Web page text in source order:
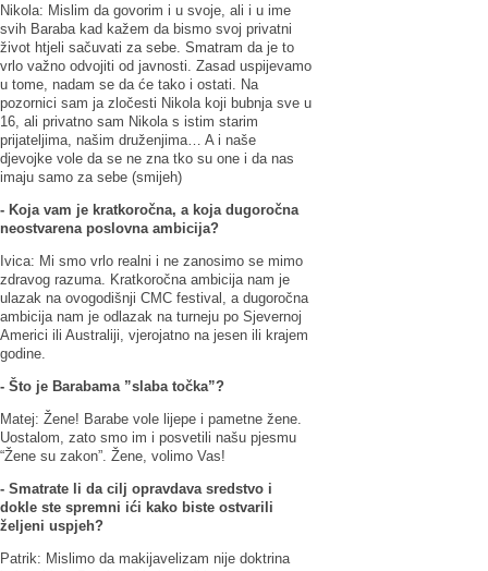
Nikola: Mislim da govorim i u svoje, ali i u ime
svih Baraba kad kažem da bismo svoj privatni
život htjeli sačuvati za sebe. Smatram da je to
vrlo važno odvojiti od javnosti. Zasad uspijevamo
u tome, nadam se da će tako i ostati. Na
pozornici sam ja zločesti Nikola koji bubnja sve u
16, ali privatno sam Nikola s istim starim
prijateljima, našim druženjima… A i naše
djevojke vole da se ne zna tko su one i da nas
imaju samo za sebe (smijeh)
- Koja vam je kratkoročna, a koja dugoročna
neostvarena poslovna ambicija?
Ivica: Mi smo vrlo realni i ne zanosimo se mimo
zdravog razuma. Kratkoročna ambicija nam je
ulazak na ovogodišnji CMC festival, a dugoročna
ambicija nam je odlazak na turneju po Sjevernoj
Americi ili Australiji, vjerojatno na jesen ili krajem
godine.
- Što je Barabama ”slaba točka”?
Matej: Žene! Barabe vole lijepe i pametne žene.
Uostalom, zato smo im i posvetili našu pjesmu
“Žene su zakon”. Žene, volimo Vas!
- Smatrate li da cilj opravdava sredstvo i
dokle ste spremni ići kako biste ostvarili
željeni uspjeh?
Patrik: Mislimo da makijavelizam nije doktrina